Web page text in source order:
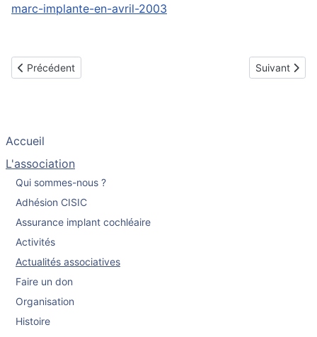
marc-implante-en-avril-2003
Article précédent : Les premières permanences du CISIC
Précédent Article
Suivant
Accueil
L'association
Qui sommes-nous ?
Adhésion CISIC
Assurance implant cochléaire
Activités
Actualités associatives
Faire un don
Organisation
Histoire